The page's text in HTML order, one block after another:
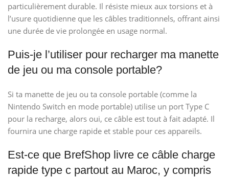
particulièrement durable. Il résiste mieux aux torsions et à
l’usure quotidienne que les câbles traditionnels, offrant ainsi
une durée de vie prolongée en usage normal.
Puis-je l’utiliser pour recharger ma manette
de jeu ou ma console portable?
Si ta manette de jeu ou ta console portable (comme la
Nintendo Switch en mode portable) utilise un port Type C
pour la recharge, alors oui, ce câble est tout à fait adapté. Il
fournira une charge rapide et stable pour ces appareils.
Est-ce que BrefShop livre ce câble charge
rapide type c partout au Maroc, y compris